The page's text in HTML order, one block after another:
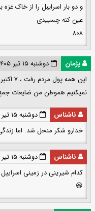
و دو بار اسرایبل را از خاک
عین کنه چسبیدی
۸۰۸
پژمان
دوشنبه ۱۵ تیر ۱۴۰۵ ۲۱:۱۶:۴۴
این
نمیکنیم هموطن من ضایعات جمع
ناشناس
دوشنبه ۱۵ تیر ۱۴۰۵ ۲۲:۱۶:۵۸
خدارو شکر منحل شد. اما
ناشناس
دوشنبه ۱۵ تیر ۱۴۰۵ ۲۳:۴۴:۱۷
کدام شیرینی در زمینی
😆